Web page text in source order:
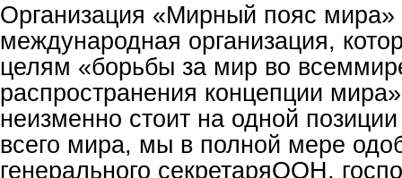
Организация «Мирный пояс мира»
международная организация,
целям «борьбы за мир во
распространения концепции
неизменно стоит на одной
всего мира, мы в полной мере
генерального секретаряООН,